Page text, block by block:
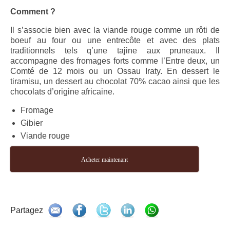
Comment ?
Il s’associe bien avec la viande rouge comme un rôti de
boeuf au four ou une entrecôte et avec des plats
traditionnels tels q’une tajine aux pruneaux. Il
accompagne des fromages forts comme l’Entre deux, un
Comté de 12 mois ou un Ossau Iraty. En dessert le
tiramisu, un dessert au chocolat 70% cacao ainsi que les
chocolats d’origine africaine.
Fromage
Gibier
Viande rouge
Acheter maintenant
Partagez